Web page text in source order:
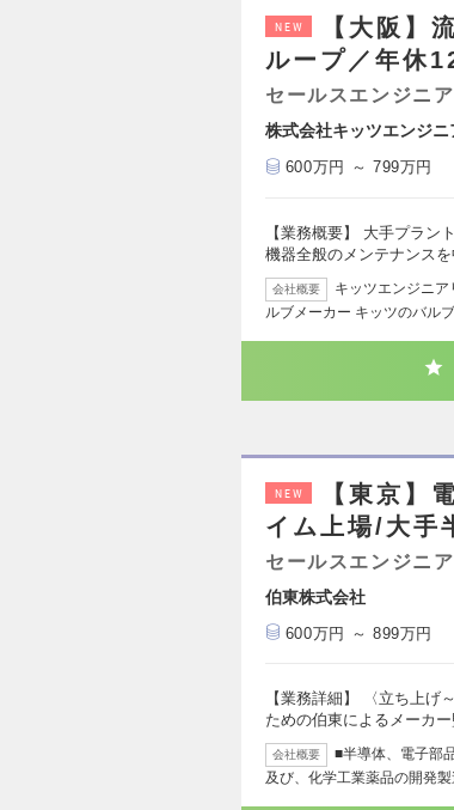
NEW
【大阪】
ループ／年休
セールスエンジニ
株式会社キッツエンジ
600万円 ～ 799万円
【業務概要】 大手プラン
機器全般のメンテナンス
会社概要
キッツエンジニ
ルブメーカー キッツのバル
NEW
【東京】
イム上場/大手
セールスエンジニ
伯東株式会社
600万円 ～ 899万円
【業務詳細】 〈立ち上げ
ための伯東によるメーカ
会社概要
■半導体、電子部
及び、化学工業薬品の開発